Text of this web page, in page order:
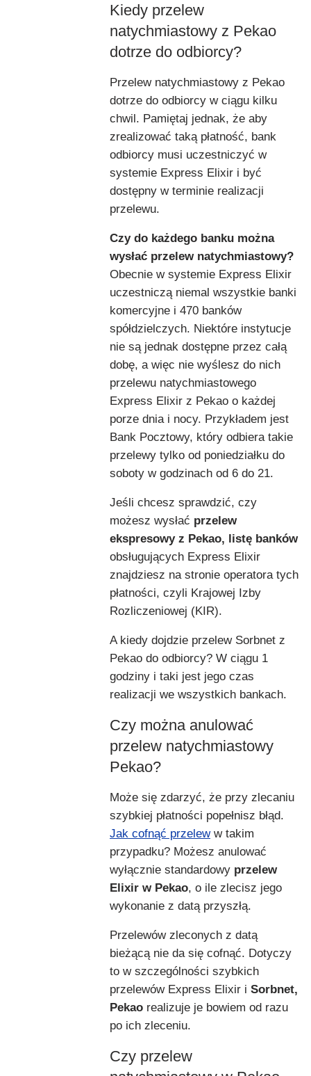
Kiedy przelew
natychmiastowy z Pekao
dotrze do odbiorcy?
Przelew natychmiastowy z Pekao
dotrze do odbiorcy w ciągu kilku
chwil. Pamiętaj jednak, że aby
zrealizować taką płatność, bank
odbiorcy musi uczestniczyć w
systemie Express Elixir i być
dostępny w terminie realizacji
przelewu.
Czy do każdego banku można
wysłać przelew natychmiastowy?
Obecnie w systemie Express Elixir
uczestniczą niemal wszystkie banki
komercyjne i 470 banków
spółdzielczych. Niektóre instytucje
nie są jednak dostępne przez całą
dobę, a więc nie wyślesz do nich
przelewu natychmiastowego
Express Elixir z Pekao o każdej
porze dnia i nocy. Przykładem jest
Bank Pocztowy, który odbiera takie
przelewy tylko od poniedziałku do
soboty w godzinach od 6 do 21.
Jeśli chcesz sprawdzić, czy
możesz wysłać przelew
ekspresowy z Pekao, listę banków
obsługujących Express Elixir
znajdziesz na stronie operatora tych
płatności, czyli Krajowej Izby
Rozliczeniowej (KIR).
A kiedy dojdzie przelew Sorbnet z
Pekao do odbiorcy? W ciągu 1
godziny i taki jest jego czas
realizacji we wszystkich bankach.
Czy można anulować
przelew natychmiastowy
Pekao?
Może się zdarzyć, że przy zlecaniu
szybkiej płatności popełnisz błąd.
Jak cofnąć przeleww takim
przypadku? Możesz anulować
wyłącznie standardowy przelew
Elixir w Pekao, o ile zlecisz jego
wykonanie z datą przyszłą.
Przelewów zleconych z datą
bieżącą nie da się cofnąć. Dotyczy
to w szczególności szybkich
przelewów Express Elixir i Sorbnet,
Pekao realizuje je bowiem od razu
po ich zleceniu.
Czy przelew